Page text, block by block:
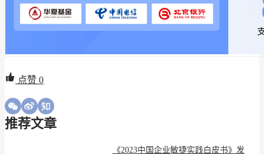
点赞 0
推荐文章
《2023中国企业敏捷实践白皮书》发